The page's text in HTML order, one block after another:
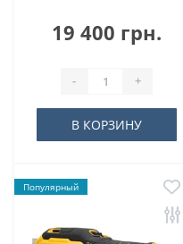
19 400 грн.
- +
В КОРЗИНУ
Популярный